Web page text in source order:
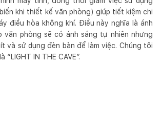
khi thiết kế văn phòng) giúp tiết kiệm chi
điều hòa không khí. Điều này nghĩa là ánh
văn phòng sẽ có ánh sáng tự nhiên nhưng
và sử dụng đèn bàn để làm việc. Chúng tôi
IN THE CAVE”.